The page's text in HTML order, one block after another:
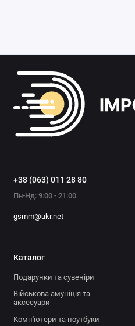
+38 (063) 011 28 80
Пн-Нд: 9:00 - 21:00
gsmm@ukr.net
Каталог
Подарунки та сувеніри
Військова амуніція та
аксесуари
Комп'ютери та ноутбуки